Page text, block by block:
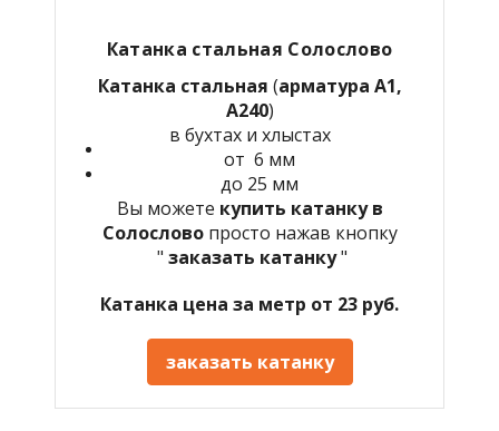
Катанка стальная Солослово
Катанка стальная (арматура А1,
А240)
в бухтах и хлыстах
от 6 мм
до 25 мм
Вы можете купить катанку в
Солословопросто нажав кнопку
" заказать катанку"
Катанка цена за метр от 23 руб.
заказать катанку